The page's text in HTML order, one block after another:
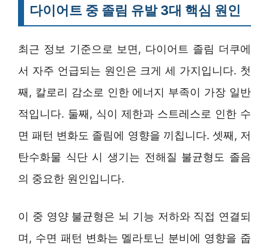
다이어트 중 졸림 유발 3대 핵심 원인
최근 정보 기준으로 보면, 다이어트 졸림 더쿠에
서 자주 언급되는 원인은 크게 세 가지입니다. 첫
째, 칼로리 감소로 인한 에너지 부족이 가장 일반
적입니다. 둘째, 식이 제한과 스트레스로 인한 수
면 패턴 변화도 졸림에 영향을 끼칩니다. 셋째, 저
탄수화물 식단 시 생기는 전해질 불균형도 졸음
의 중요한 원인입니다.
이 중 영양 불균형은 뇌 기능 저하와 직접 연결되
며, 수면 패턴 변화는 멜라토닌 분비에 영향을 줍